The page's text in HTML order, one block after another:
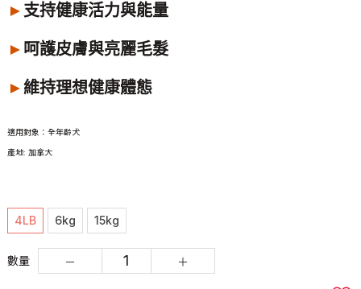
► 支持健康活力與能量
► 呵護皮膚與亮麗毛髮
►維持理想健康體態
適用對象：全年齡犬
產地: 加拿大
4LB 6kg 15kg
數量